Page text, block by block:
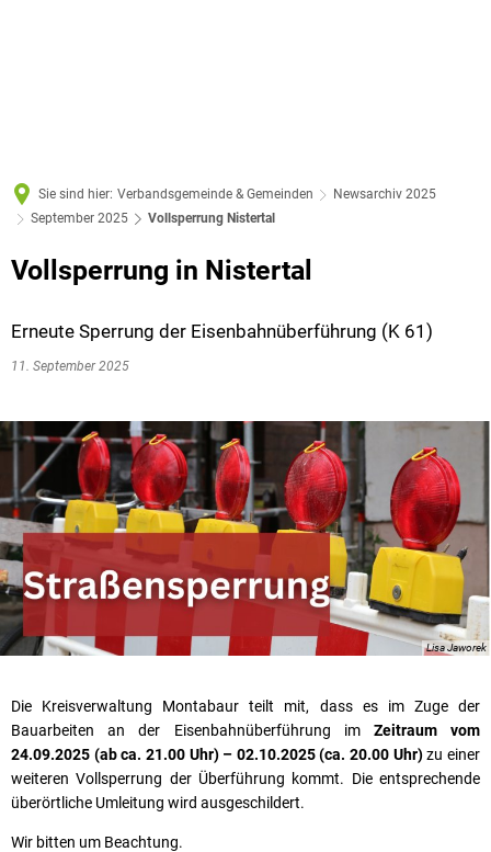
Sie sind hier: Verbandsgemeinde & Gemeinden
Newsarchiv 2025
September 2025
Vollsperrung Nistertal
Vollsperrung in Nistertal
Erneute Sperrung der Eisenbahnüberführung (K 61)
11. September 2025
Lisa Jaworek
Die Kreisverwaltung Montabaur teilt mit, dass es im Zuge der
Bauarbeiten an der Eisenbahnüberführung im Zeitraum vom
24.09.2025 (ab ca. 21.00 Uhr) – 02.10.2025 (ca. 20.00 Uhr)zu einer
weiteren Vollsperrung der Überführung kommt. Die entsprechende
überörtliche Umleitung wird ausgeschildert.
Wir bitten um Beachtung.